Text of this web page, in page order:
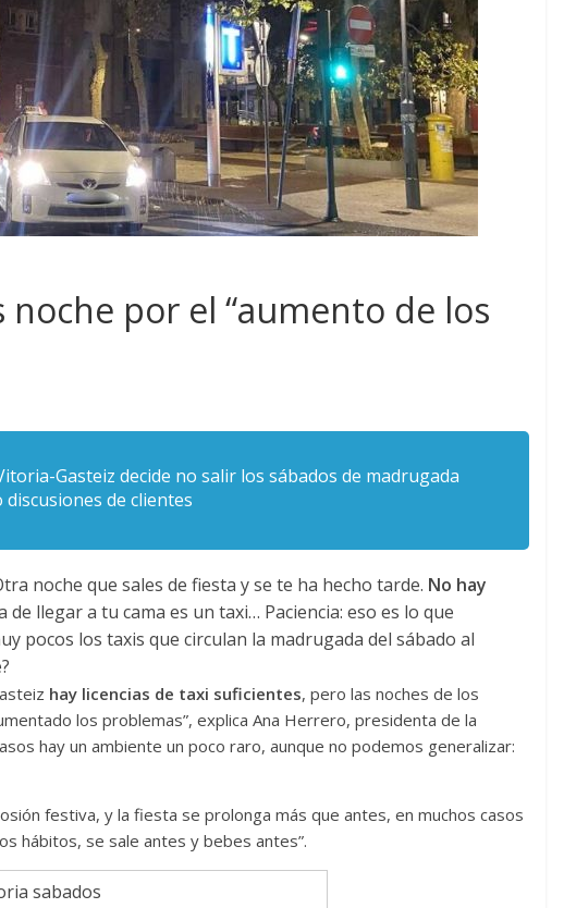
noche por el “aumento de los
Gasteiz decide no salir los sábados de madrugada
discusiones de clientes
noche que sales de fiesta y se te ha hecho tarde. No hay
de llegar a tu cama es un taxi… Paciencia: eso es lo que
pocos los taxis que circulan la madrugada del sábado al
hay licencias de taxi suficientes, pero las noches de los
los problemas”, explica Ana Herrero, presidenta de la
hay un ambiente un poco raro, aunque no podemos generalizar:
festiva, y la fiesta se prolonga más que antes, en muchos casos
hábitos, se sale antes y bebes antes”.